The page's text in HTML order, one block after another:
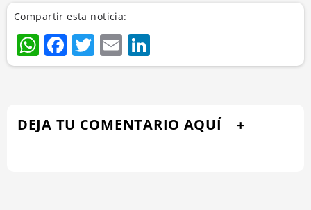
Compartir esta noticia:
WhatsApp
Facebook
Twitter
Email
DEJA TU COMENTARIO AQUÍ